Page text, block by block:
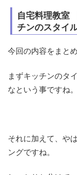
自宅料理教室
チンのスタイ
今回の内容をまと
まずキッチンのタ
なという事ですね。
それに加えて、や
ングですね。